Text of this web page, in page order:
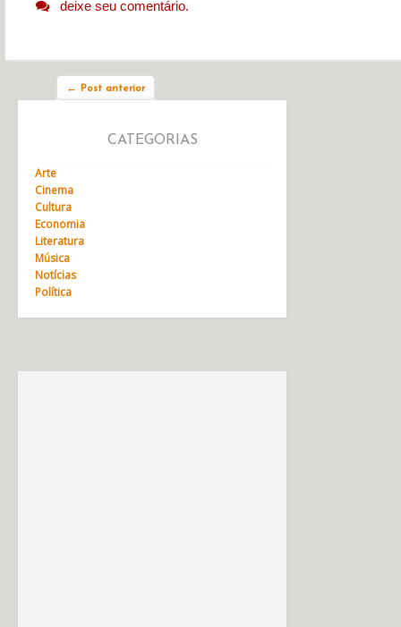
deixe seu comentário.
← Post anterior
CATEGORIAS
Arte
Cinema
Cultura
Economia
Literatura
Música
Notícias
Política